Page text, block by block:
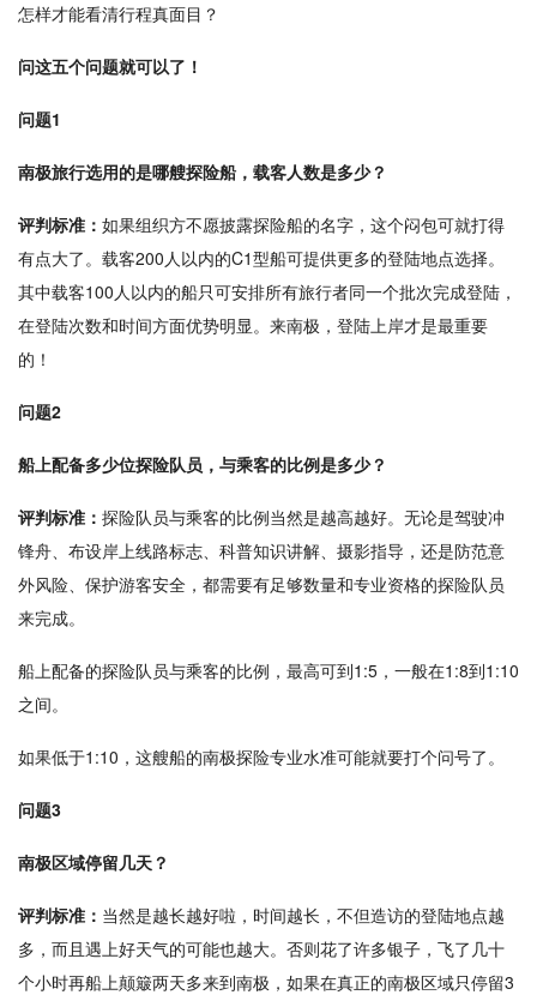
怎样才能看清行程真面目？
问这五个问题就可以了！
问题1
南极旅行选用的是哪艘探险船，载客人数是多少？
评判标准： 如果组织方不愿披露探险船的名字，这个闷包可就打得
有点大了。载客200人以内的C1型船可提供更多的登陆地点选择。
其中载客100人以内的船只可安排所有旅行者同一个批次完成登陆，
在登陆次数和时间方面优势明显。来南极，登陆上岸才是最重要
的！
问题2
船上配备多少位探险队员，与乘客的比例是多少？
评判标准： 探险队员与乘客的比例当然是越高越好。无论是驾驶冲
锋舟、布设岸上线路标志、科普知识讲解、摄影指导，还是防范意
外风险、保护游客安全，都需要有足够数量和专业资格的探险队员
来完成。
船上配备的探险队员与乘客的比例，最高可到1:5，一般在1:8到1:10
之间。
如果低于1:10，这艘船的南极探险专业水准可能就要打个问号了。
问题3
南极区域停留几天？
评判标准： 当然是越长越好啦，时间越长，不但造访的登陆地点越
多，而且遇上好天气的可能也越大。否则花了许多银子，飞了几十
个小时再船上颠簸两天多来到南极，如果在真正的南极区域只停留3